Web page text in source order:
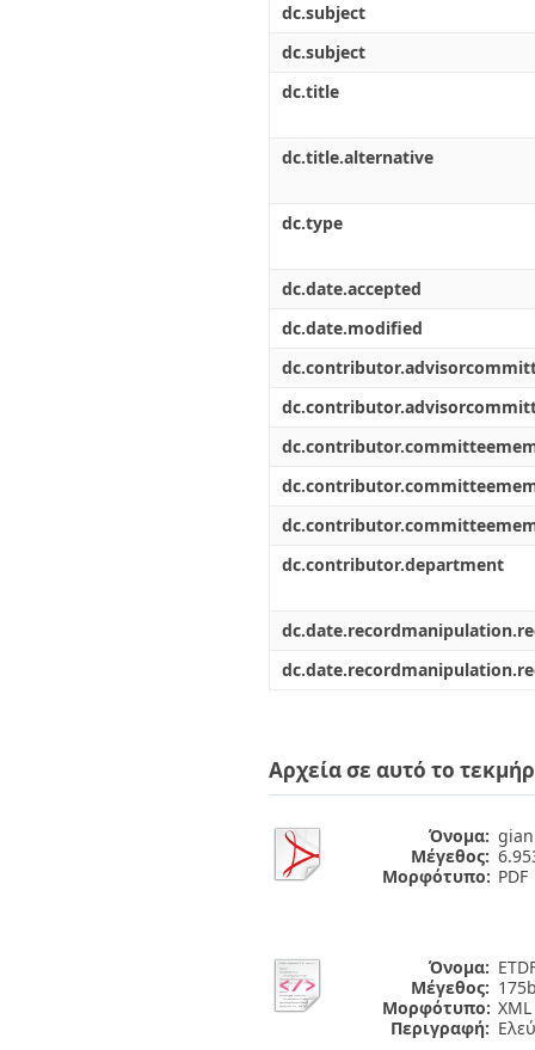
dc.subject
dc.subject
dc.title
dc.title.alternative
dc.type
dc.date.accepted
dc.date.modified
dc.contributor.department
Αρχεία σε αυτό το
Όνομα:
Μέγεθος:
Μορφότυπο: PDF
Όνομα:
Μέγεθος:
Μορφότυπο: XML
Περιγραφή: